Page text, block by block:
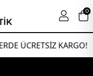
KARGO!
0